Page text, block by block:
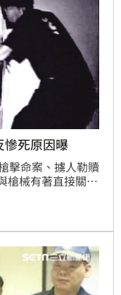
死原因曝
擊命案、擄人勒贖
槍械有著直接關
許金德，許可說